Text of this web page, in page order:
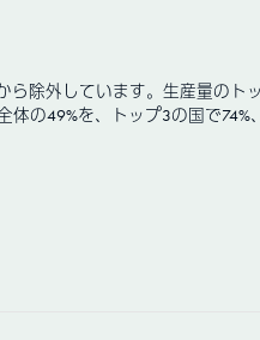
除外しています。生産量のト
の49%を、トップ3の国で74%